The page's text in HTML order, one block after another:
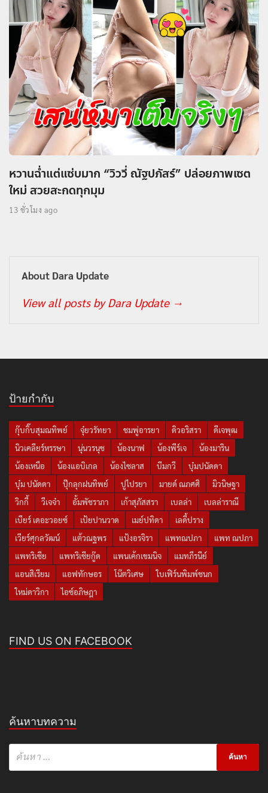
หวานฉ่ำแต่แซ่บมาก “วิววี่ ณัฐปภัสร์” ปล่อยภาพเซต
ใหม่ สวยสะกดทุกมุม
13 ชั่วโมง ago
About Dara Update
View all posts by Dara Update →
ป้ายกำกับ
กุ๊บกิ๊บสุมณทิพย์ จุ๋ยวรัทยา ชมพู่อารยา ดิวอริสรา
ดีเจพุฒ
นิวเคลียร์หรรษา
นุ่นวรนุช น้องนาฟ น้องพีร์เจ
น้องมาริน
น้องเหนือ
น้องแอบิเกล น้องไซลาส บีมกวี
บุ๋มปนัดดา
บุ๋ม ปนัดดา
ปุ๊กลุกฝนทิพย์ ปูไปรยา มายด์ ณภศศิ
มิวนิษฐา
วิกกี้
วีเจจ๋า อั้มพัชราภา เก้าสุภัสสรา เบลล่า
เบลล่าราณี
เบียร์ เดอะวอยซ์
เป้ยปานวาด เมย์ปทิดา
เลดี้ปราง
เวียร์ศุกลวัฒน์
แต้วณฐพร แป้งอรจิรา แพทณปภา
แพท ณปภา
แพทริเซีย
แพทริเซียกู๊ด แพนเค้กเขมนิจ
แมทภีรนีย์
แอนสิเรียม
แอฟทักษอร โน๊ตวิเศษ
ใบเฟิร์นพิมพ์ชนก
ใหม่ดาวิกา
ไอซ์อภิษฎา
FIND US ON FACEBOOK
ค้นหาบทความ